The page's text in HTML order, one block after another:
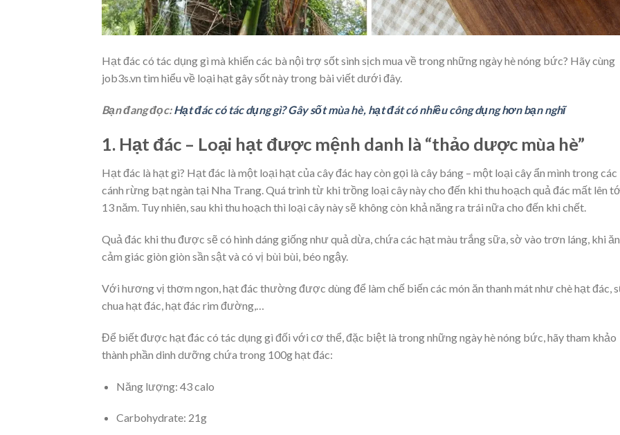
Hạt đác có tác dụng gì mà khiến các bà nội trợ sốt sình sịch mua về trong những ngày hè nóng bức? Hãy cùng
job3s.vn tìm hiểu về loại hạt gây sốt này trong bài viết dưới đây.
Bạn đang đọc:Hạt đác có tác dụng gì? Gây sốt mùa hè, hạt đát có nhiều công dụng hơn bạn nghĩ
1. Hạt đác – Loại hạt được mệnh danh là “thảo dược mùa hè”
Hạt đác là hạt gì? Hạt đác là một loại hạt của cây đác hay còn gọi là cây báng – một loại cây ẩn mình trong các
cánh rừng bạt ngàn tại Nha Trang. Quá trình từ khi trồng loại cây này cho đến khi thu hoạch quả đác mất lên
13 năm. Tuy nhiên, sau khi thu hoạch thì loại cây này sẽ không còn khả năng ra trái nữa cho đến khi chết.
Quả đác khi thu được sẽ có hình dáng giống như quả dừa, chứa các hạt màu trắng sữa, sờ vào trơn láng, khi
cảm giác giòn giòn sần sật và có vị bùi bùi, béo ngậy.
Với hương vị thơm ngon, hạt đác thường được dùng để làm chế biến các món ăn thanh mát như chè hạt đác,
chua hạt đác, hạt đác rim đường,…
Để biết được hạt đác có tác dụng gì đối với cơ thể, đặc biệt là trong những ngày hè nóng bức, hãy tham khảo
thành phần dinh dưỡng chứa trong 100g hạt đác:
Năng lượng: 43 calo
Carbohydrate: 21g